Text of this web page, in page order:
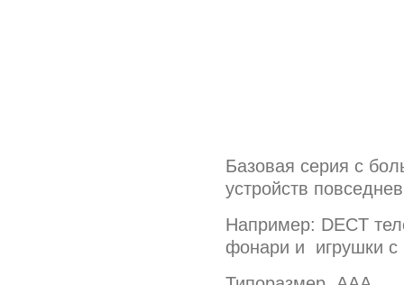
Базовая серия с
устройств
Например: DECT
фонари и игрушки с